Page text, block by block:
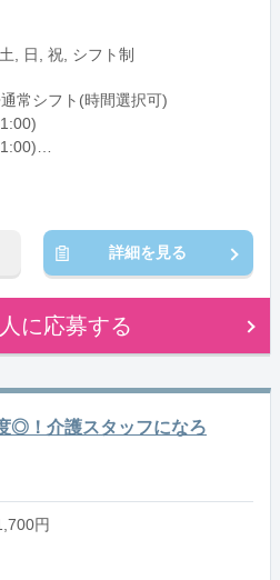
, 日, 祝, シフト制
常シフト(時間選択可)
1:00)
詳細を見る
に応募する
◎！介護スタッフになろ
円